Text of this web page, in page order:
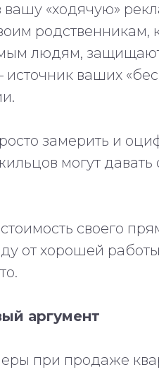
«ходячую»
родственникам,
людям,
ваших
замерить и
могут
своего
от хорошей
аргумент
при продаже